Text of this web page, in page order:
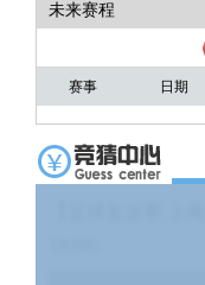
未来赛程
赛事 日期